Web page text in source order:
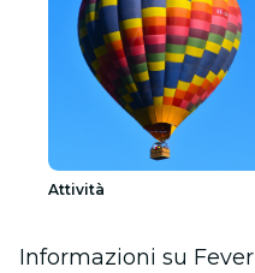
Attività
Informazioni su Fever